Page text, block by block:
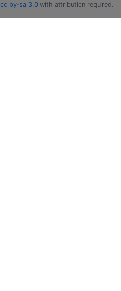
cc by-sa 3.0 with attribution required.